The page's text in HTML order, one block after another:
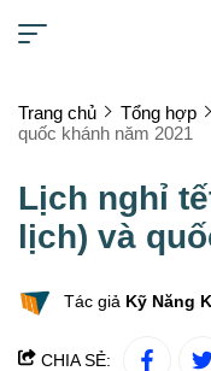
Trang chủ Tổng hợp
quốc khánh năm 2021
Lịch nghỉ
lịch) và
Tác giả Kỹ Năng
CHIA SẺ: